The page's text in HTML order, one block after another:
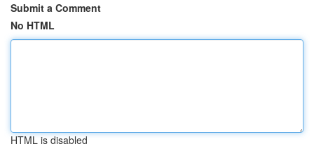
Submit a Comment
No HTML
HTML is disabled